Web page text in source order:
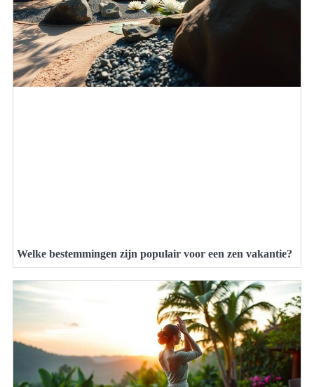
Welke bestemmingen zijn populair voor een zen vakantie?